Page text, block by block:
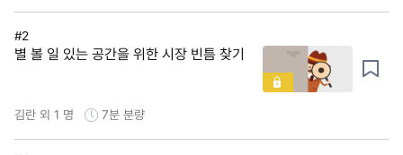
#2
별 볼 일 있는 공간을 위한 시장 빈틈 찾기
김란 외 1 명 7분 분량